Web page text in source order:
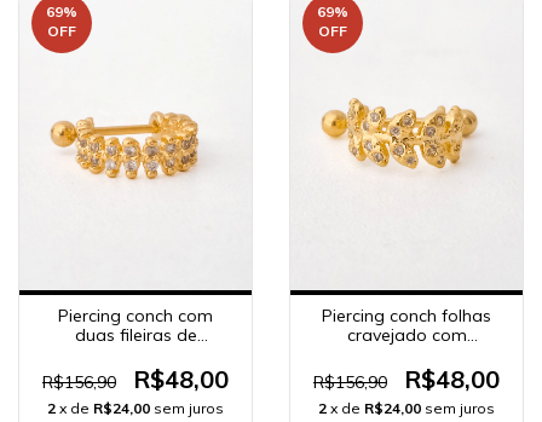
69%
OFF
Piercing conch com
duas fileiras de
banhado a ouro 18K.
R$156,90 R$48,00
2 x de R$24,00 sem juros
69%
OFF
Piercing conch folhas
cravejado com
ouro 18K.
R$156,90 R$48,00
2 x de R$24,00 sem juros